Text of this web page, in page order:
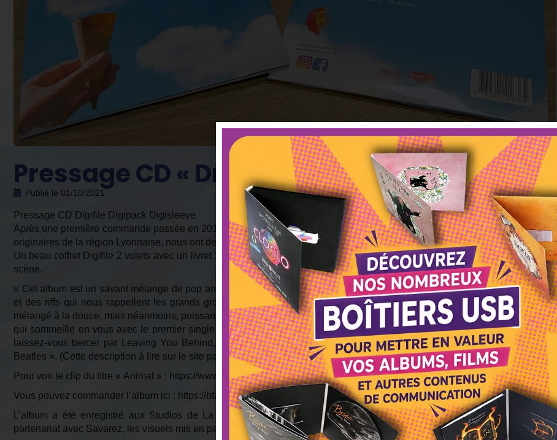
Pressage CD « Dream on »
Publié le 01/10/2021
Pressage CD Digifile Digipack Digisleeve
Après une première commande passée en 2018 pour leur 1er
album « A Lifetime of Memories », nos amis du groupe IDentity,
originaires de la région Lyonnaise, nous ont de nouveau fait confiance pour le pressage de leur second opus « Dream On ».
Un beau coffret Digifile 2 volets avec un livret 12 pages contenant les paroles des 11 titres et quelques photos du groupe sur
scène.
« Cet album est un savant mélange de pop anglo-saxonne aux refrains entêtants et de sonorités rock US avec des mélodies
et des riffs qui nous rappellent les grands groupes des années 70 entre Thin Lizzy, Fleetwood Mac et Pink Floyd, le tout
mélangé à la douce, mais néanmoins, puissante voix chaude de la chanteuse et auteure, Vanessa Di Mauro. Lâchez l’Animal
qui sommeille en vous avec le premier single du groupe et ce riff très rentre-dedans à la Rage Against The Machine. Puis,
laissez-vous bercer par Leaving You Behind, la magnifique ballade folk de l’album, comme sur un air de Black Bird des
Beatles ». (Cette description à lire sur le site paniermusique.fr).
Pour voir le clip du titre « Animal » : https://www.youtube.com/watch?v=K2UPFfISQLc&t=1s
Vous pouvez commander l’album ici : https://bfan.link/dream-on
L’album a été enregistré aux Studios de La Ruche à Saint-Germain-Nuelles et est distribué par Inouïe Distribution, en
partenariat avec Savarez, les visuels mis en page par Eric Martin.